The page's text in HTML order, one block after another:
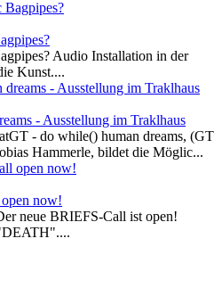
Audio Installation in der
Kunst....
- Ausstellung im Traklhaus
- do while() human dreams, (GT
Hammerle, bildet die Möglic...
now!
neue BRIEFS-Call ist open!